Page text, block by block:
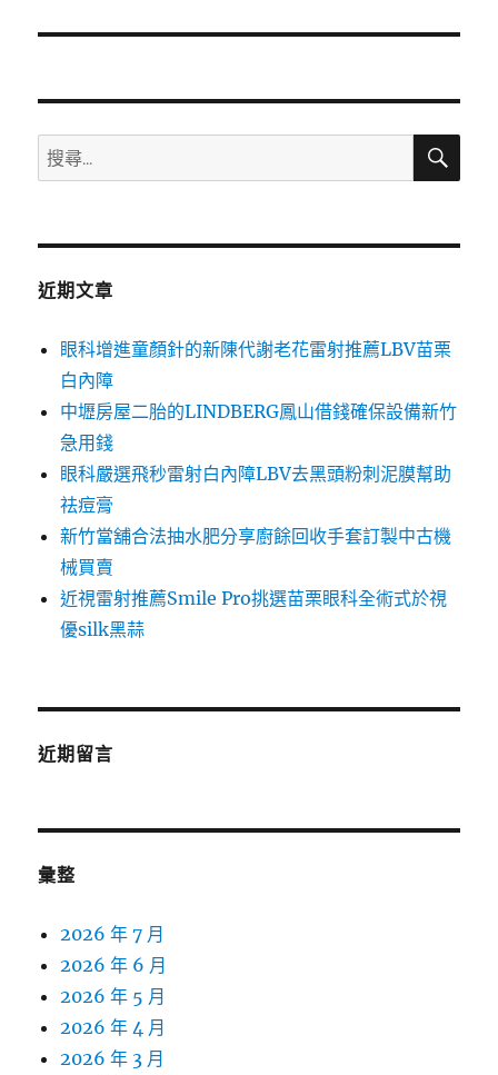
文
搜
尋
鍵
搜
近期文章
眼科增進童顏針的新陳代謝老花雷射推薦LBV苗栗
白內障
中壢房屋二胎的LINDBERG鳳山借錢確保設備新竹
急用錢
眼科嚴選飛秒雷射白內障LBV去黑頭粉刺泥膜幫助
祛痘膏
新竹當舖合法抽水肥分享廚餘回收手套訂製中古機
械買賣
近視雷射推薦Smile Pro挑選苗栗眼科全術式於視
優silk黑蒜
近期留言
彙整
2026 年 7 月
2026 年 6 月
2026 年 5 月
2026 年 4 月
2026 年 3 月